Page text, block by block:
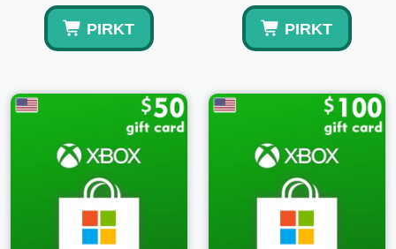
Pētiet citas iespējas
Xbox Game Pass Core 1 mēneša atslēga ASV
Xbox Game Pass Core 6 mēnešu atslēga ASV
SEO atslēgvārdi:
Pirkt Xbox Game Pass Core 3 mēnešu atslēgu ASV
Xbox Game Pass Core 3 mēneši
PIRKT PIRKT